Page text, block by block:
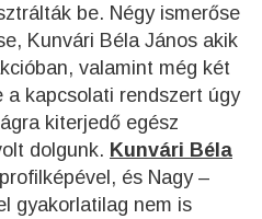
be. Négy ismerőse
Kunvári Béla János akik
valamint még két
a kapcsolati rendszert úgy
kiterjedő egész
dolgunk. Kunvári Béla
és Nagy –
gyakorlatilag nem is